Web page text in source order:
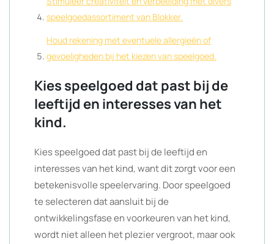
speelgoedassortiment van Blokker.
Houd rekening met eventuele allergieën of
gevoeligheden bij het kiezen van speelgoed.
Kies speelgoed dat past bij de
leeftijd en interesses van het
kind.
Kies speelgoed dat past bij de leeftijd en
interesses van het kind, want dit zorgt voor een
betekenisvolle speelervaring. Door speelgoed
te selecteren dat aansluit bij de
ontwikkelingsfase en voorkeuren van het kind,
wordt niet alleen het plezier vergroot, maar ook